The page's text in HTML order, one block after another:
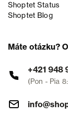
Shoptet Status
Shoptet Blog
Máte otázku?
+421 948
(Pon - Pia